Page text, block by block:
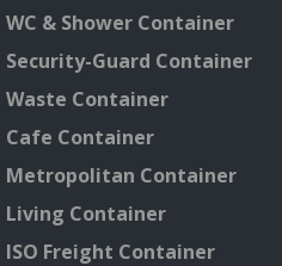
WC & Shower Container
Security-Guard Container
Waste Container
Cafe Container
Metropolitan Container
Living Container
ISO Freight Container